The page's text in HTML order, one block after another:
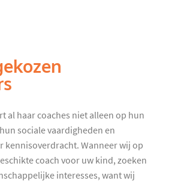
al haar coaches niet alleen op hun
sociale vaardigheden en
kennisoverdracht. Wanneer wij op
coach voor uw kind, zoeken
interesses, want wij